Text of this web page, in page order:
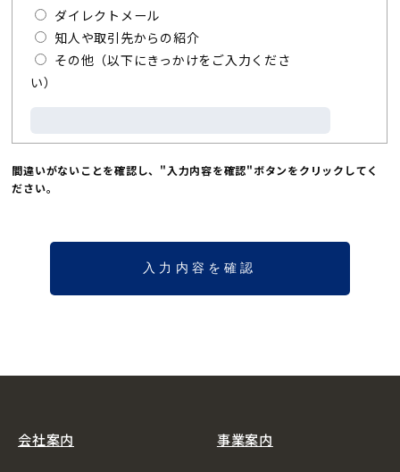
ダイレクトメール
知人や取引先からの紹介
その他（以下にきっかけをご入力くださ
い）
間違いがないことを確認し、"入力内容を確認"ボタンをクリックしてく
ださい。
会社案内 事業案内